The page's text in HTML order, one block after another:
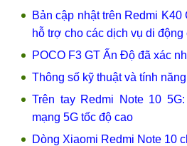
Bản cập nhật trên Redmi
hỗ trợ cho các dịch vụ di động
POCO F3 GT Ấn Độ đã xác
Thông số kỹ thuật và tính
Trên tay Redmi Note 10
mạng 5G tốc độ cao
Dòng Xiaomi Redmi Note 10